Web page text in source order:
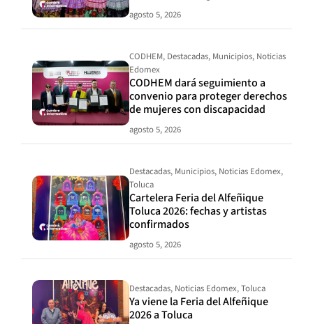
agosto 5, 2026
CODHEM, Destacadas, Municipios, Noticias
Edomex
CODHEM dará seguimiento a
convenio para proteger derechos
de mujeres con discapacidad
agosto 5, 2026
Destacadas, Municipios, Noticias Edomex,
Toluca
Cartelera Feria del Alfeñique
Toluca 2026: fechas y artistas
confirmados
agosto 5, 2026
Destacadas, Noticias Edomex,Toluca
Ya viene la Feria del Alfeñique
2026 a Toluca